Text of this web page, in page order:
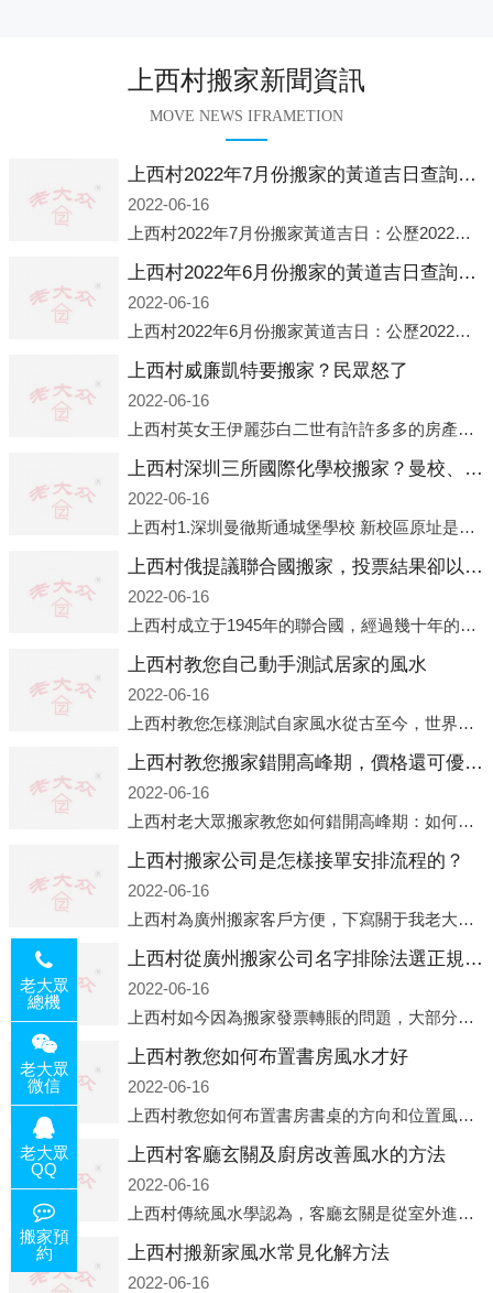
上西村搬家新聞資訊
MOVE NEWS IFRAMETION
上西村2022年7月份搬家的黃道吉日查詢大全一覽表哪天適合搬家好日子
2022-06-16
上西村2022年7月份搬家黃道吉日：公歷2022年7月6日 農歷六月初八 星期三 沖虎(甲寅)公歷2022年7月12日 農歷六月十四 星期二 沖猴(庚申)公歷2022年7月13日 農歷六月十五 星期三 沖雞
上西村2022年6月份搬家的黃道吉日查詢大全一覽表哪天適合搬家好日子
2022-06-16
上西村2022年6月份搬家黃道吉日：公歷2022年6月1日 農歷五月初三 星期三 沖兔(己卯)公歷2022年6月4日 農歷五月初六 星期六 沖馬(壬午)公歷2022年6月8日 農歷五月初十 星期三 沖狗(丙
上西村威廉凱特要搬家？民眾怒了
2022-06-16
上西村英女王伊麗莎白二世有許許多多的房產，遍布英國各地。而作為英女王的親孫子、未來的英國國王，威廉王子自然也能享受到女王的房產。目前，威廉凱特以及三個孩子有兩個經常居住的地點，一處是位于倫敦的肯辛頓宮，一處
上西村深圳三所國際化學校搬家？曼校、QSI、南山中英文搬走了
2022-06-16
上西村1.深圳曼徹斯通城堡學校 新校區原址是蛇口國際據悉，此次曼徹斯通城堡學校搬遷到蛇口新校區的開辦與蛇口外籍人員子女學校（蛇口國際）有很大的關聯。2021年，太子灣實驗部就宣布在2022年正式并入蛇口外籍
上西村俄提議聯合國搬家，投票結果卻以慘敗收場
2022-06-16
上西村成立于1945年的聯合國，經過幾十年的發展，如今擁有193個成員國。擁有如此眾多會員國的聯合國，可以說是世界上最具代表性的國際組織，也是世界上分量最重、有著較高話語權的國際組織。但以美國為首的西方國家
上西村教您自己動手測試居家的風水
2022-06-16
上西村教您怎樣測試自家風水從古至今，世界各地的人們都在研究人在乾坤中的位置以及它們所形成的關系。通過探究季節轉換、星象變化，并且在所觀測到的自然規律的指導下，人們開始認識到居住在不同住宅中的人，其一生中的財
上西村教您搬家錯開高峰期，價格還可優惠！
2022-06-16
上西村老大眾搬家教您如何錯開高峰期：如何錯開高峰期搬家，老大眾搬家做了一些電話數據統計和分析，發現市民中午2點左右訪問網站的人是最多的，電話咨詢是早上9點左右是最多的，預約搬家周六和周日是最多的，網上QQ微
上西村搬家公司是怎樣接單安排流程的？
2022-06-16
上西村為廣州搬家客戶方便，下寫關于我老大眾搬家公司接單的流程，九條給搬家朋友參考，了解搬家公司工序，免去搬家時的沒有準備好的工作，給您及時快速的搬好家。一．電話咨詢：專人接待客戶電話咨詢，初步了解客戶搬 家
上西村從廣州搬家公司名字排除法選正規公司
2022-06-16
上西村如今因為搬家發票轉賬的問題，大部分搬家公司都已經注冊了營業執照，早5年前基本上所謂的搬家公司都是無注冊狀態也就是無照營業，由于企業注冊量大增所以各種企業信息展示平臺如雨后春筍般遍地開花，如：天眼查，企
上西村教您如何布置書房風水才好
2022-06-16
上西村教您如何布置書房書桌的方向和位置風水中所說的方位，顧名思義包括方向和位置兩個概念，那么書桌的方向應該向著哪里呢？一般來說，將書桌對著門放置比較 好，比如您書房的門是向南的，就將書桌也向著門放置即可；這
上西村客廳玄關及廚房改善風水的方法
2022-06-16
上西村傳統風水學認為，客廳玄關是從室外進入客廳的必經之路，是進入客廳的緩沖區。它讓進入者靜氣斂神，同時也是引氣入室的必經之道。客廳的玄關除了有防泄、遮掩的風水作用之外，并且還有家居裝飾上的美化作用，因此它設
上西村搬新家風水常見化解方法
2022-06-16
老大眾
總機
老大眾
微信
老大眾
QQ
搬家預
約